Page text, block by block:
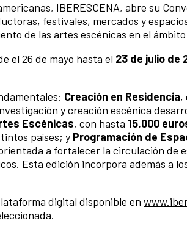
IBERESCENA, abre su
festivales, mercados y
de las artes escénicas en el
el 26 de mayo hasta el 23 de julio de
Creación en Residencia,
y creación escénica
Escénicas, con hasta 15.000
países; y Programación de
a fortalecer la circulación de
Esta edición incorpora además a
digital disponible en